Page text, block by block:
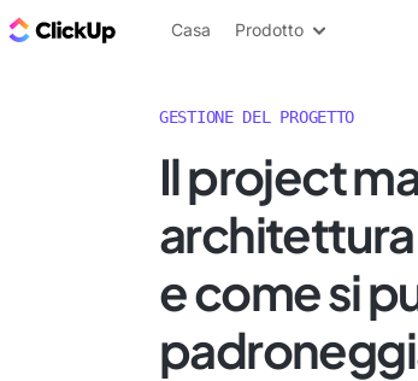
Blog di ClickUp
Casa Prodotto
GESTIONE DEL PROGETTO
Il project
e come si